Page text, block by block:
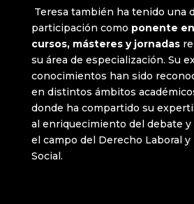
Teresa también ha tenido una
participación como ponente
cursos, másteres y jornadas
su área de especialización. Su
conocimientos han sido
en distintos ámbitos
donde ha compartido su
al enriquecimiento del debate y
el campo del Derecho Laboral y
Social.